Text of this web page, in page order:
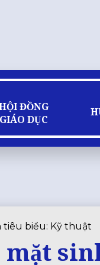
ĐỒNG
GIÁO DỤC
tiêu biểu: Kỹ thuật
mặt